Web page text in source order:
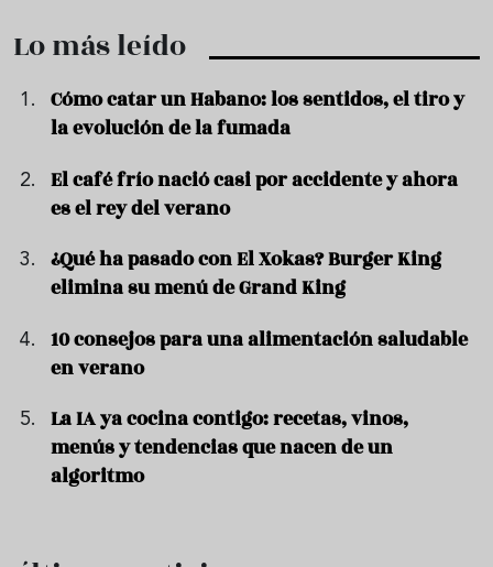
Lo más leído
Cómo catar un Habano: los sentidos, el tiro y
la evolución de la fumada
El café frío nació casi por accidente y ahora
es el rey del verano
¿Qué ha pasado con El Xokas? Burger King
elimina su menú de Grand King
10 consejos para una alimentación saludable
en verano
La IA ya cocina contigo: recetas, vinos,
menús y tendencias que nacen de un
algoritmo